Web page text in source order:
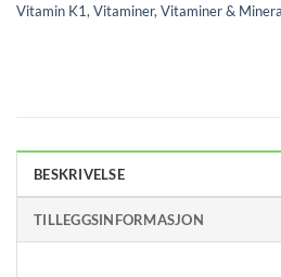
Vitamin K1,Vitaminer,Vitaminer &
BESKRIVELSE
TILLEGGSINFORMASJON